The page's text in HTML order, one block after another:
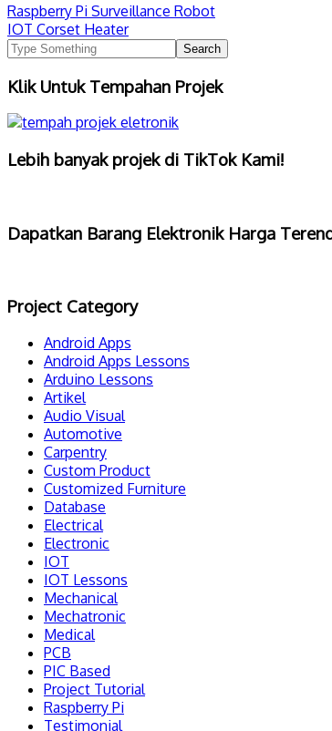
Raspberry Pi Surveillance Robot
IOT Corset Heater
Klik Untuk Tempahan Projek
Lebih banyak projek di TikTok Kami!
Dapatkan Barang Elektronik Harga
Project Category
Android Apps
Android Apps Lessons
Arduino Lessons
Artikel
Audio Visual
Automotive
Carpentry
Custom Product
Customized Furniture
Database
Electrical
Electronic
IOT
IOT Lessons
Mechanical
Mechatronic
Medical
PCB
PIC Based
Project Tutorial
Raspberry Pi
Testimonial